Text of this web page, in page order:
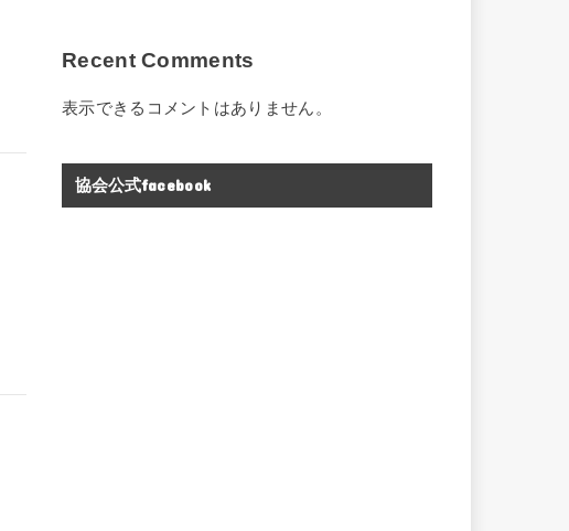
Recent Comments
表示できるコメントはありません。
協会公式facebook